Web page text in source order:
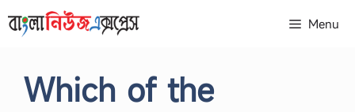
to
Menu
Which of the